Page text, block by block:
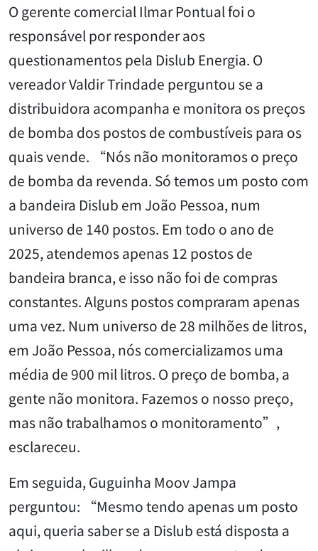
O gerente comercial Ilmar Pontual foi o
responsável por responder aos
questionamentos pela Dislub Energia. O
vereador Valdir Trindade perguntou se a
distribuidora acompanha e monitora os preços
de bomba dos postos de combustíveis para os
quais vende. “Nós não monitoramos o preço
de bomba da revenda. Só temos um posto com
a bandeira Dislub em João Pessoa, num
universo de 140 postos. Em todo o ano de
2025, atendemos apenas 12 postos de
bandeira branca, e isso não foi de compras
constantes. Alguns postos compraram apenas
uma vez. Num universo de 28 milhões de litros,
em João Pessoa, nós comercializamos uma
média de 900 mil litros. O preço de bomba, a
gente não monitora. Fazemos o nosso preço,
mas não trabalhamos o monitoramento”,
esclareceu.
Em seguida, Guguinha Moov Jampa
perguntou: “Mesmo tendo apenas um posto
aqui, queria saber se a Dislub está disposta a